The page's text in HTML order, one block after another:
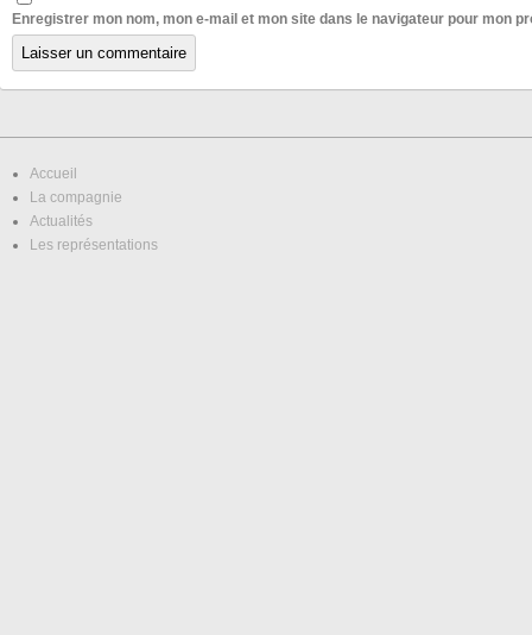
Enregistrer mon nom, mon e-mail et mon site dans le navigateur pour mon
Accueil
La compagnie
Actualités
Les représentations